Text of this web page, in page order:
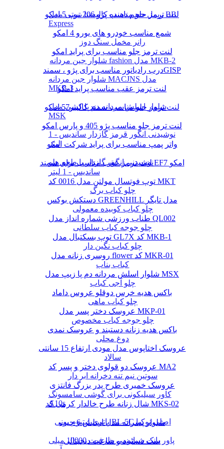
ریمل حجم دهنده کالیستا بیوتی مدل BB
Express
رانر مخمل سنگ دوز
شلوار جین مردانه fashion مدل MKB-2
شلوار جین مردانه MACJNS مدل
MKB-3
شلوار اسلش مردانه دم پا کشی مدل
MSK
نوشیدنی انگور قرمز گازدار ساندیس - 1
لیتر
نوشیدنی انگور گازدار با طعم هلو
ساندیس - 1 لیتر
چلو کباب برگ
چلو کباب کوبیده معمولی
چلو جوجه کباب سلطانی
چلو کباب نگین دار
کباب بناب
چلو آجی کباب
چلو کباب ماهی
چلو جوجه کباب مخصوص
دوغ محلی
سالاد
سوتین نیم تنه دخرانه ابر دار
کاور سیلیکونی برای گوشی سامسونگ
A10s
باتری لیتیوم یونی BL-5C اصلی نوکیا
پاور بانک شیائومی ظرفیت 10000 میلی
لنت ترمز جلو مناسب پژو 206 تیپ 5 امکو
شمع مناسب خودرو های یورو 4 امکو
لنت ترمز جلو مناسب برای پراید امکو
درب رادیاتور مناسب برای پژو ، سمندGISP
لنت ترمز عقب مناسب پراید امکو
لنت ترمز جلو مناسب سمند کالیبر57 امکو
لنت ترمز جلو مناسب پژو 405 و پارس امکو
واتر پمپ مناسب برای پراید شرکت امکو
لنت ترمز عقب مناسب برای سمند EF7 امکو
توپ فوتسال مولتن مدل 0016 کد MKT
دستکش بوکس GREENHILL مدل تایگر
طناب ورزشی شماره انداز مدل QL002
توپ بسکتبال مدل GL7X کد MKB-1
روسری زنانه مدل flower کد MKR-01
شلوار اسلش مردانه دم پا زیپ مدل MSX
باکس هدیه خرس دوقلو عروس داماد
عروسک دختر پسر مدل MKP-01
باکس هدیه زنانه دستبند و عروسک نمدی
عروسک اختاپوس مدل مودی ارتفاع 15 سانتی
عروسک دو قولوی دختر و پسر کد MA2
عروسک خمیری طرح پدر بزرگ فانتزی
شال زنانه طرح خالدار کرمی کد MKS-02
شلوار پسرانه مدل اسلش 6 جیب
ست دستبند و ساعت دیجیتالی